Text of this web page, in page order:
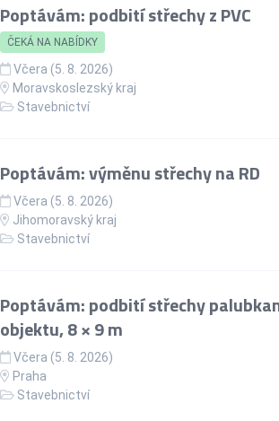
Poptávám: podbití střechy z PVC
ČEKÁ NA NABÍDKY
Včera (5. 8. 2026)
Moravskoslezský kraj
Stavebnictví
Poptávám: výměnu střechy na RD
Včera (5. 8. 2026)
Jihomoravský kraj
Stavebnictví
Poptávám: podbití střechy
objektu, 8 × 9 m
Včera (5. 8. 2026)
Praha
Stavebnictví